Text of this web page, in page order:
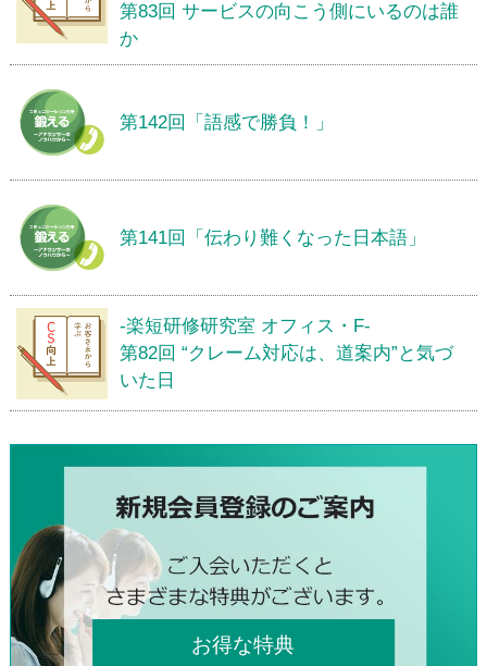
第83回 サービスの向こう側にいるのは誰
か
第142回「語感で勝負！」
第141回「伝わり難くなった日本語」
-楽短研修研究室 オフィス・F-
第82回 “クレーム対応は、道案内”と気づ
いた日
お得な特典